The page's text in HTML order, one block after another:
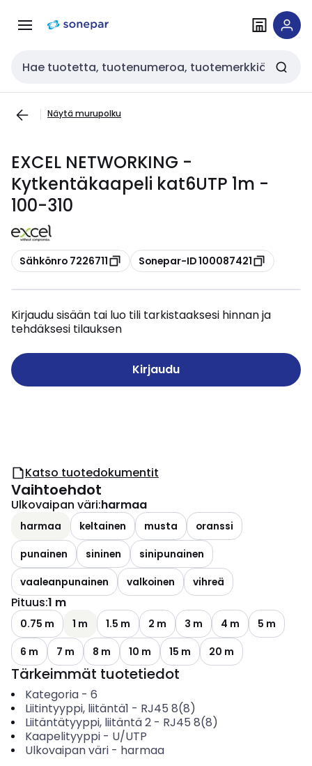
navigointiinsisältöön
Haku
Näytä murupolku
EXCEL NETWORKING -
Kytkentäkaapeli kat6UTP 1m -
100-310
Kopioi
Sähkönro 7226711 Kopioi
Sonepar-ID 100087421
Kirjaudu sisään tai luo tili tarkistaaksesi hinnan ja
tehdäksesi tilauksen
Kirjaudu
Katso tuotedokumentit
Vaihtoehdot
Ulkovaipan väri:harmaa
harmaa keltainen musta
oranssi
punainen
sininen
sinipunainen
vaaleanpunainen
valkoinen vihreä
Pituus:1 m
0.75 m 1 m 1.5 m 2 m 3 m 4 m
5 m
6 m
7 m 8 m 10 m 15 m 20 m
Tärkeimmät tuotetiedot
Kategoria- 6
Liitintyyppi, liitäntä1 - RJ45 8(8)
Liitäntätyyppi, liitäntä 2- RJ45 8(8)
Kaapelityyppi- U/UTP
Ulkovaipan väri- harmaa